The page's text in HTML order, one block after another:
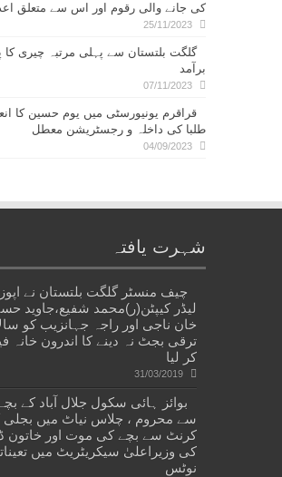
کی جانے والی رقوم اور اس سے متعلق
25/11/2023
گلگت بلتستان سے پہلی مرتبہ چیری کا
برآمد
07/11/2023
طلبا کی داخلہ و رجسٹریشن معطل
04/09/2023
شہرت یافتہ
چیف منسٹر گلگت بلتستان نے
لیڈر کیپٹن(ر)محمد شفیع،جاوید
خان ناجی اور راجہ جہانزیب کو
ترقی بجٹ نہ دینے کا اندرون خانہ
کر لیا
31/03/2019
بوائز ہائی سکول جلال آباد کے
سے محروم ، چلاس نیاٹ میں بجلی
کرنٹ سے بچے کی موت اور خاتون
کی وزیراعلیٰ سیکریٹریٹ میں
نوٹس